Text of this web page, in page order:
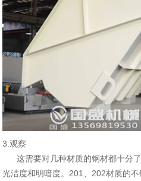
3.观察
这需要对几种材质的钢材都十分
光洁度和明暗度。201、202材质的